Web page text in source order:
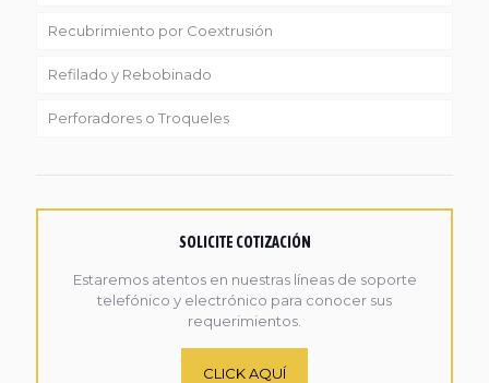
Recubrimiento por Coextrusión
Refilado y Rebobinado
Perforadores o Troqueles
SOLICITE COTIZACIÓN
Estaremos atentos en nuestras líneas de soporte
telefónico y electrónico para conocer sus
requerimientos.
CLICK AQUÍ